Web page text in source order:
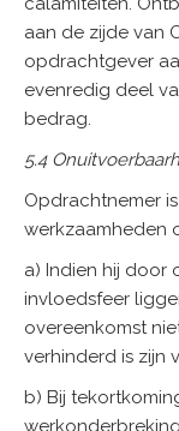
aan de zijde van
opdrachtgever
evenredig deel
bedrag.
5.4
Opdrachtnemer
werkzaamheden
a) Indien hij door
invloedsfeer
overeenkomst
verhinderd is zijn
b) Bij